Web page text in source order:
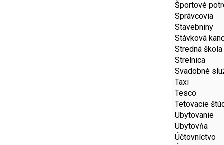
Športové
Správcovia
Stavebniny
Stávková
Stredná škola
Strelnica
Svadobné
Taxi
Tesco
Tetovacie
Ubytovanie
Ubytovňa
Účtovníctvo